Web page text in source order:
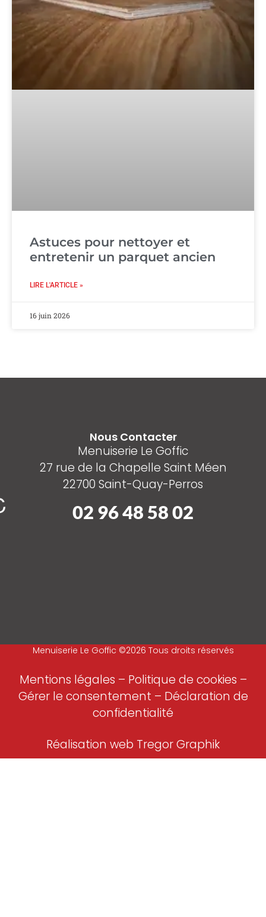
Astuces pour nettoyer et
entretenir un parquet ancien
LIRE L'ARTICLE »
16 juin 2026
Nous Contacter
Menuiserie Le Goffic
27 rue de la Chapelle Saint Méen
22700 Saint-Quay-Perros
02 96 48 58 02
Menuiserie Le Goffic ©2026 Tous droits réservés
Mentions légales – Politique de cookies –
Gérer le consentement – Déclaration de
confidentialité
Réalisation web Tregor Graphik